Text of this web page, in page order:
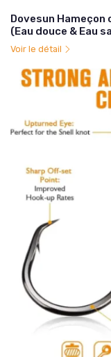
Dovesun
(Eau douce & Eau
Voir le détail